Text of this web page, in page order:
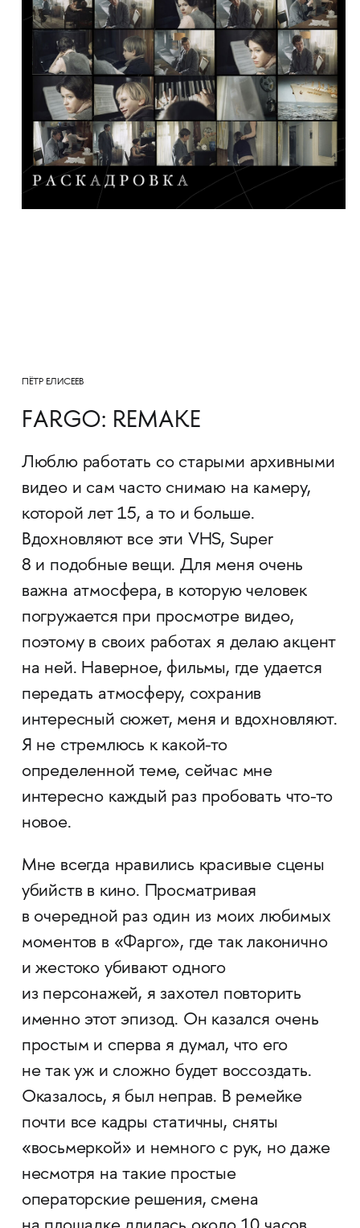
ПЁТР ЕЛИСЕЕВ
FARGO: REMAKE
Люблю работать со старыми архивными
видео и сам часто снимаю на камеру,
которой лет 15, а то и больше.
Вдохновляют все эти VHS, Super
8 и подобные вещи. Для меня очень
важна атмосфера, в которую человек
погружается при просмотре видео,
поэтому в своих работах я делаю акцент
на ней. Наверное, фильмы, где удается
передать атмосферу, сохранив
интересный сюжет, меня и вдохновляют.
Я не стремлюсь к какой-то
определенной теме, сейчас мне
интересно каждый раз пробовать что-то
новое.
Мне всегда нравились красивые сцены
убийств в кино. Просматривая
в очередной раз один из моих любимых
моментов в «Фарго», где так лаконично
и жестоко убивают одного
из персонажей, я захотел повторить
именно этот эпизод. Он казался очень
простым и сперва я думал, что его
не так уж и сложно будет воссоздать.
Оказалось, я был неправ. В ремейке
почти все кадры статичны, сняты
«восьмеркой» и немного с рук, но даже
несмотря на такие простые
операторские решения, смена